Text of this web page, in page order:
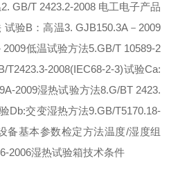
2. GB/T 2423.2-2008 电工电子产品
试验B：高温3. GJB150.3A－2009
2009低温试验方法5.GB/T 10589-2
T2423.3-2008(IEC68-2-3)试验Ca:
2009湿热试验方法8.G/BT 2423.
Db:交变湿热方法9.GB/T5170.18-
备基本参数检定方法温度/湿度组
2006湿热试验箱技术条件